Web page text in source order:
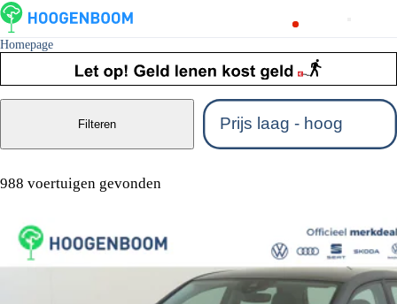
Homepage
988 voertuigen gevonden
Filteren